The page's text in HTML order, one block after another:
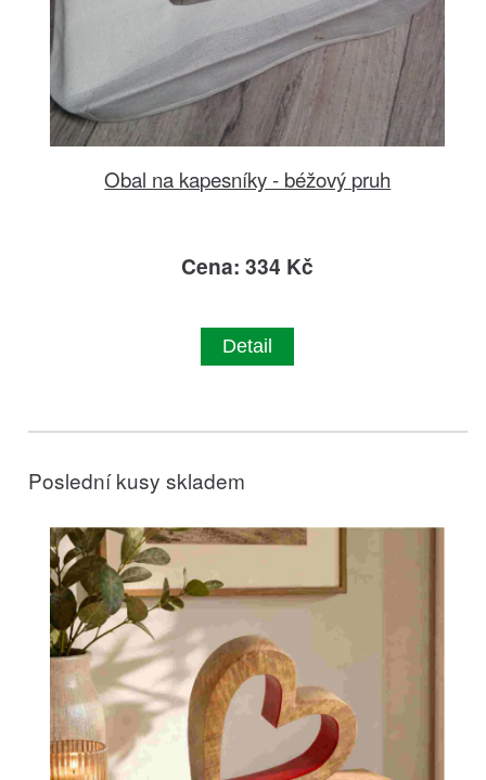
Obal na kapesníky - béžový pruh
Cena: 334 Kč
Detail
Poslední kusy skladem